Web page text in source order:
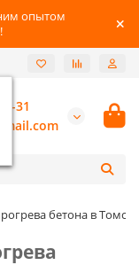
опытом
31
бетона в Томске